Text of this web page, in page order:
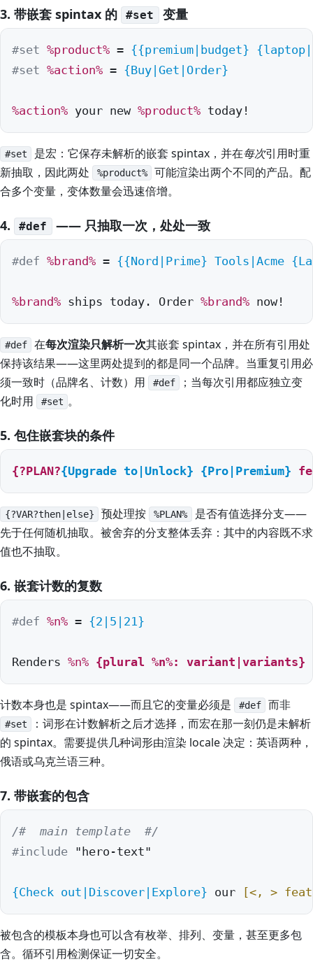
3. 带嵌套 spintax 的 #set 变量
#set %product% = {{premium|budget}
#set %action% = {Buy|Get|Order}
%action% your new %product% today!
#set 是宏：它保存未解析的嵌套 spintax，并在每次引用时重
新抽取，因此两处
%product%
可能渲染出两个不同的产品。配
合多个变量，变体数量会迅速倍增。
4. #def —— 只抽取一次，处处一致
#def %brand% = {{Nord|Prime} Tools|Acme
%brand% ships today. Order %brand% now!
#def 在每次渲染只解析一次其嵌套 spintax，并在所有引用处
保持该结果——这里两处提到的都是同一个品牌。当重复引用必
须一致时（品牌名、计数）用
#def
；当每次引用都应独立变
化时用
#set 。
5. 包住嵌套块的条件
{?PLAN?{Upgrade to|Unlock} {Pro|Premium}
{?VAR?then|else} 预处理按 %PLAN%
是否有值选择分支——
先于任何随机抽取。被舍弃的分支整体丢弃：其中的内容既不求
值也不抽取。
6. 嵌套计数的复数
#def %n% = {2|5|21}
Renders %n% {plural %n%: variant|variants}
计数本身也是 spintax——而且它的变量必须是 #def 而非
#set
：词形在计数解析之后才选择，而宏在那一刻仍是未解析
的 spintax。需要提供几种词形由渲染 locale 决定：英语两种，
俄语或乌克兰语三种。
7. 带嵌套的包含
/#  main template  #/
#include "hero-text"
{Check out|Discover|Explore} our [<, >
被包含的模板本身也可以含有枚举、排列、变量，甚至更多包
含。循环引用检测保证一切安全。